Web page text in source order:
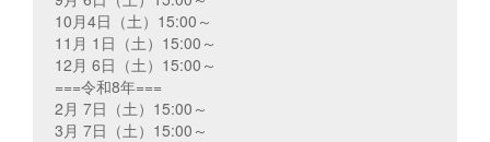
10月4日（土）15:00～
11月 1日（土）15:00～
12月 6日（土）15:00～
===令和8年===
2月 7日（土）15:00～
3月 7日（土）15:00～